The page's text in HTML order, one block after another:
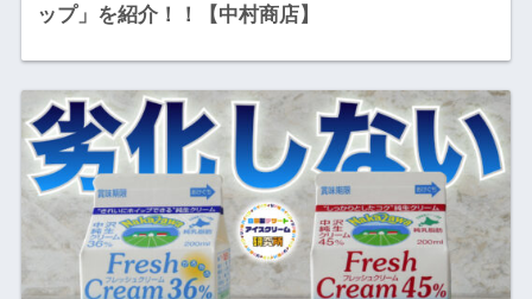
ップ」を紹介！！【中村商店】